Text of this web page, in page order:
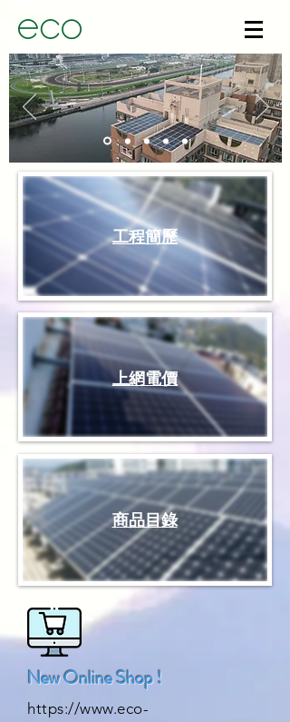
工程簡歷
上網電價
商品目錄
New Online Shop !
https://www.eco-